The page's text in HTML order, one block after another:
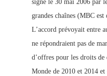
signé le 30 mai 2006 par
grandes chaînes (MBC
L’accord prévoyait entre
ne répondraient pas de
d’offres pour les droits
Monde de 2010 et 2014 et